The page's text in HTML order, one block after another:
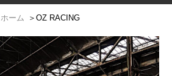
ホーム ＞ OZ RACING